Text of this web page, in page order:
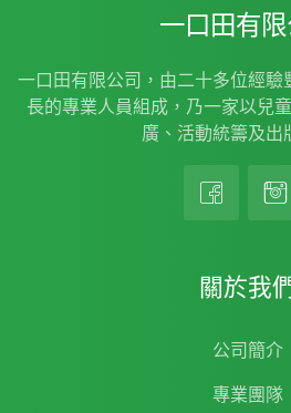
一口田有限
一口田有限公司，由二十多位經
長的專業人員組成，乃一家以兒
廣、活動統籌及出
關於我
公司簡介
專業團隊